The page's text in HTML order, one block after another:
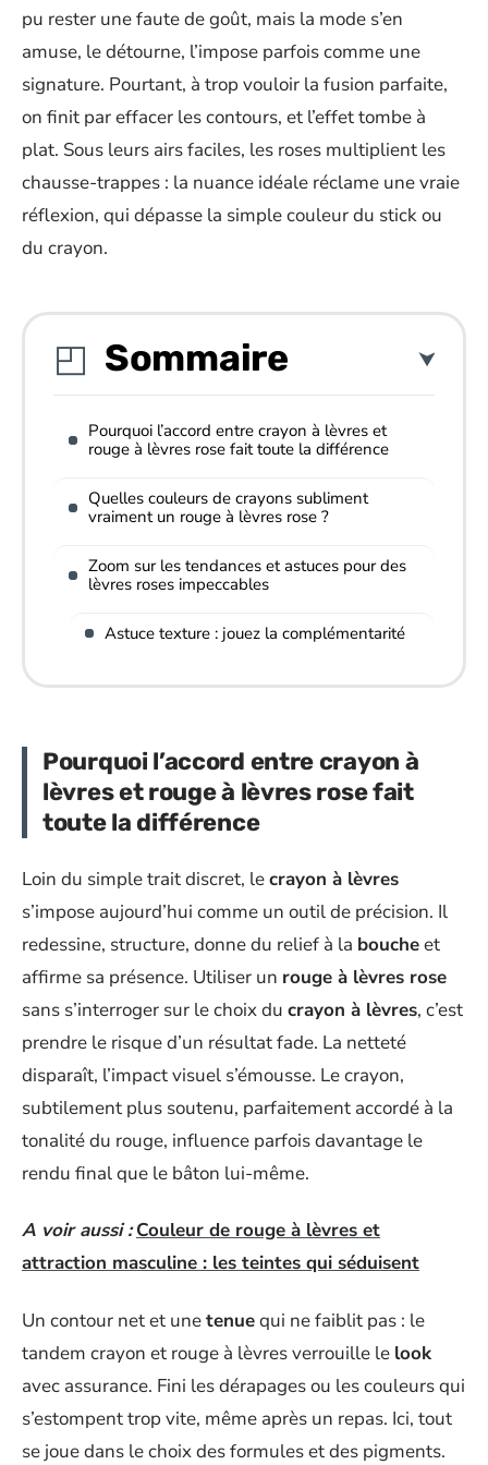
pu rester une faute de goût, mais la mode s’en
amuse, le détourne, l’impose parfois comme une
signature. Pourtant, à trop vouloir la fusion parfaite,
on finit par effacer les contours, et l’effet tombe à
plat. Sous leurs airs faciles, les roses multiplient les
chausse-trappes : la nuance idéale réclame une vraie
réflexion, qui dépasse la simple couleur du stick ou
du crayon.
Sommaire
Pourquoi l’accord entre crayon à lèvres et
rouge à lèvres rose fait toute la différence
Quelles couleurs de crayons subliment
vraiment un rouge à lèvres rose ?
Zoom sur les tendances et astuces pour des
lèvres roses impeccables
Astuce texture : jouez la complémentarité
Pourquoi l’accord entre crayon à
lèvres et rouge à lèvres rose fait
toute la différence
Loin du simple trait discret, lecrayon à lèvres
s’impose aujourd’hui comme un outil de précision. Il
redessine, structure, donne du relief à la boucheet
affirme sa présence. Utiliser un rouge à lèvres rose
sans s’interroger sur le choix du crayon à lèvres, c’est
prendre le risque d’un résultat fade. La netteté
disparaît, l’impact visuel s’émousse. Le crayon,
subtilement plus soutenu, parfaitement accordé à la
tonalité du rouge, influence parfois davantage le
rendu final que le bâton lui-même.
A voir aussi : Couleur de rouge à lèvres et
attraction masculine : les teintes qui séduisent
Un contour net et unetenuequi ne faiblit pas : le
tandem crayon et rouge à lèvres verrouille le look
avec assurance. Fini les dérapages ou les couleurs qui
s’estompent trop vite, même après un repas. Ici, tout
se joue dans le choix des formules et des pigments.